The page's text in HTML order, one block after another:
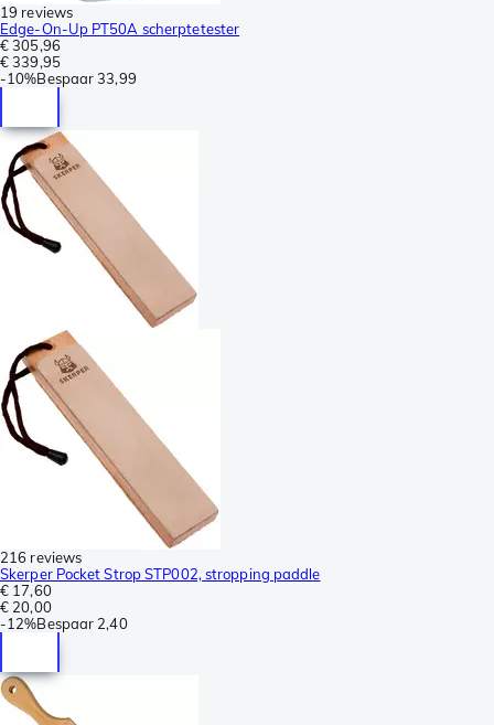
19 reviews
Edge-On-Up PT50A scherptetester
€ 305,96
€ 339,95
-10%Bespaar 33,99
216 reviews
Skerper Pocket Strop STP002, stropping paddle
€ 17,60
€ 20,00
-12%Bespaar 2,40